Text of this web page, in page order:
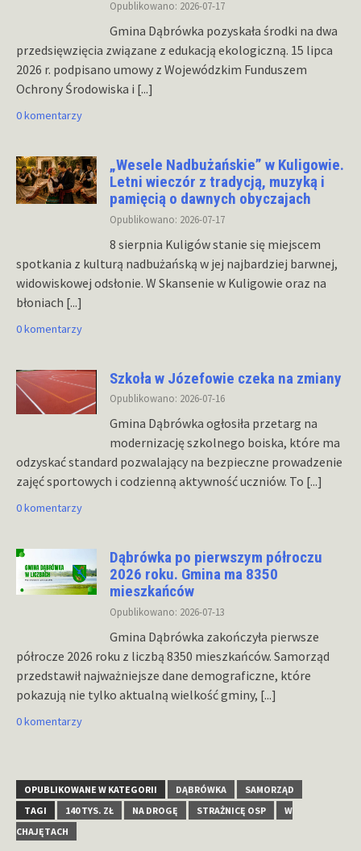
Opublikowano: 2026-07-17
Gmina Dąbrówka pozyskała środki na dwa
przedsięwzięcia związane z edukacją ekologiczną. 15 lipca
2026 r. podpisano umowy z Wojewódzkim Funduszem
Ochrony Środowiska i [...]
0 komentarzy
„Wesele Nadbużańskie” w Kuligowie.
Letni wieczór z tradycją, muzyką i
pamięcią o dawnych obyczajach
Opublikowano: 2026-07-17
8 sierpnia Kuligów stanie się miejscem
spotkania z kulturą nadbużańską w jej najbardziej barwnej,
widowiskowej odsłonie. W Skansenie w Kuligowie oraz na
błoniach [...]
0 komentarzy
Szkoła w Józefowie czeka na zmiany
Opublikowano: 2026-07-16
Gmina Dąbrówka ogłosiła przetarg na
modernizację szkolnego boiska, które ma
odzyskać standard pozwalający na bezpieczne prowadzenie
zajęć sportowych i codzienną aktywność uczniów. To [...]
0 komentarzy
Dąbrówka po pierwszym półroczu
2026 roku. Gmina ma 8350
mieszkańców
Opublikowano: 2026-07-13
Gmina Dąbrówka zakończyła pierwsze
półrocze 2026 roku z liczbą 8350 mieszkańców. Samorząd
przedstawił najważniejsze dane demograficzne, które
pokazują nie tylko aktualną wielkość gminy, [...]
0 komentarzy
OPUBLIKOWANE W KATEGORII DĄBRÓWKA
SAMORZĄD
TAGI
140 TYS. ZŁ NA DROGĘ STRAŻNICĘ OSP
W
CHAJĘTACH